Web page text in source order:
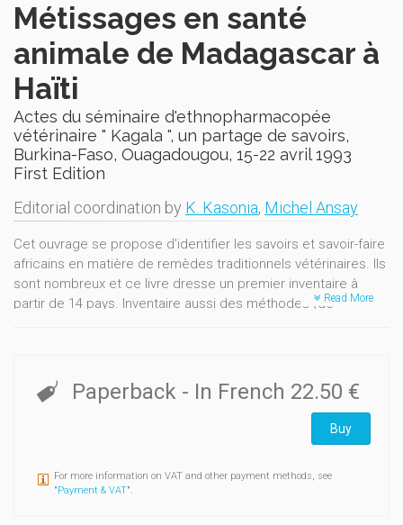
Métissages en santé
animale de Madagascar à
Haïti
Actes du séminaire d'ethnopharmacopée
vétérinaire " Kagala ", un partage de savoirs,
Burkina-Faso, Ouagadougou, 15-22 avril 1993
First Edition
Editorial coordination by K. Kasonia, Michel Ansay
Cet ouvrage se propose d'identifier les savoirs et savoir-faire
africains en matière de remèdes traditionnels vétérinaires. Ils
sont nombreux et ce livre dresse un premier inventaire à
partir de 14 pays. Inventaire aussi des méthodes (de
dynamique et mobilisateur d'échange appelé Kagala en
mashi (Kivu, Zaïre) où chacun apporte ce qu'il a produit et
Read More
Paperback - In French 22.50 €
Buy
For more information on VAT and other payment methods, see
"Payment & VAT".